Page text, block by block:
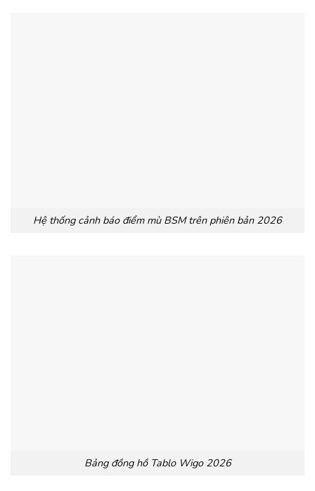
Hệ thống cảnh báo điểm mù BSM trên phiên bản 2026
Bảng đồng hồ Tablo Wigo 2026